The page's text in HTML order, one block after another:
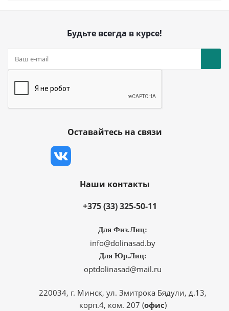
Будьте всегда в курсе!
Оставайтесь на связи
Наши контакты
+375 (33) 325-50-11
Для Физ.Лиц:
info@dolinasad.by
Для Юр.Лиц:
optdolinasad@mail.ru
220034, г. Минск, ул. Змитрока Бядули, д.13,
корп.4, ком. 207 (офис)